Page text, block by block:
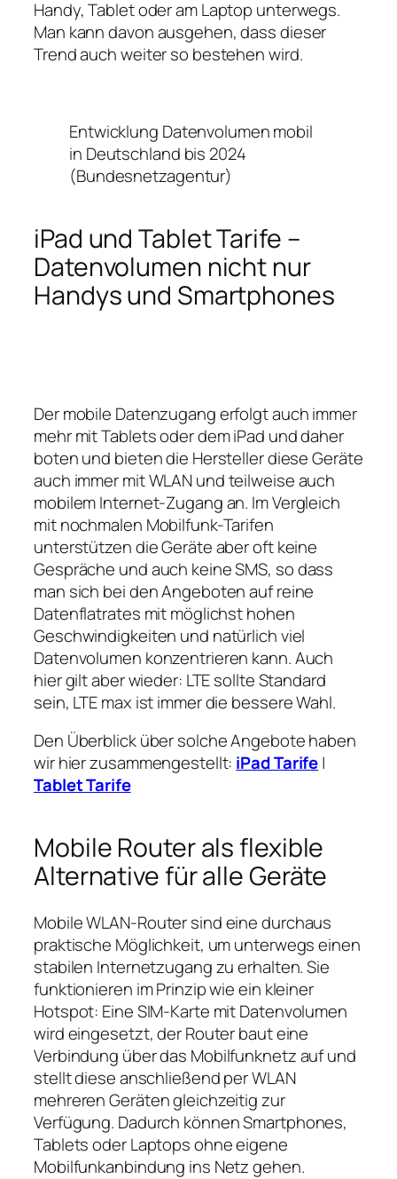
Handy, Tablet oder am Laptop unterwegs.
Man kann davon ausgehen, dass dieser
Trend auch weiter so bestehen wird.
Entwicklung Datenvolumen mobil
in Deutschland bis 2024
(Bundesnetzagentur)
iPad und Tablet Tarife –
Datenvolumen nicht nur
Handys und Smartphones
Der mobile Datenzugang erfolgt auch immer
mehr mit Tablets oder dem iPad und daher
boten und bieten die Hersteller diese Geräte
auch immer mit WLAN und teilweise auch
mobilem Internet-Zugang an. Im Vergleich
mit nochmalen Mobilfunk-Tarifen
unterstützen die Geräte aber oft keine
Gespräche und auch keine SMS, so dass
man sich bei den Angeboten auf reine
Datenflatrates mit möglichst hohen
Geschwindigkeiten und natürlich viel
Datenvolumen konzentrieren kann. Auch
hier gilt aber wieder: LTE sollte Standard
sein, LTE max ist immer die bessere Wahl.
Den Überblick über solche Angebote haben
wir hier zusammengestellt: iPad Tarife|
Tablet Tarife
Mobile Router als flexible
Alternative für alle Geräte
Mobile WLAN‑Router sind eine durchaus
praktische Möglichkeit, um unterwegs einen
stabilen Internetzugang zu erhalten. Sie
funktionieren im Prinzip wie ein kleiner
Hotspot: Eine SIM‑Karte mit Datenvolumen
wird eingesetzt, der Router baut eine
Verbindung über das Mobilfunknetz auf und
stellt diese anschließend per WLAN
mehreren Geräten gleichzeitig zur
Verfügung. Dadurch können Smartphones,
Tablets oder Laptops ohne eigene
Mobilfunkanbindung ins Netz gehen.